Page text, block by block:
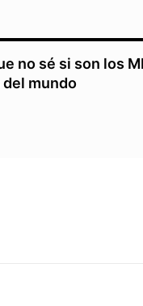
no sé si son los
del mundo